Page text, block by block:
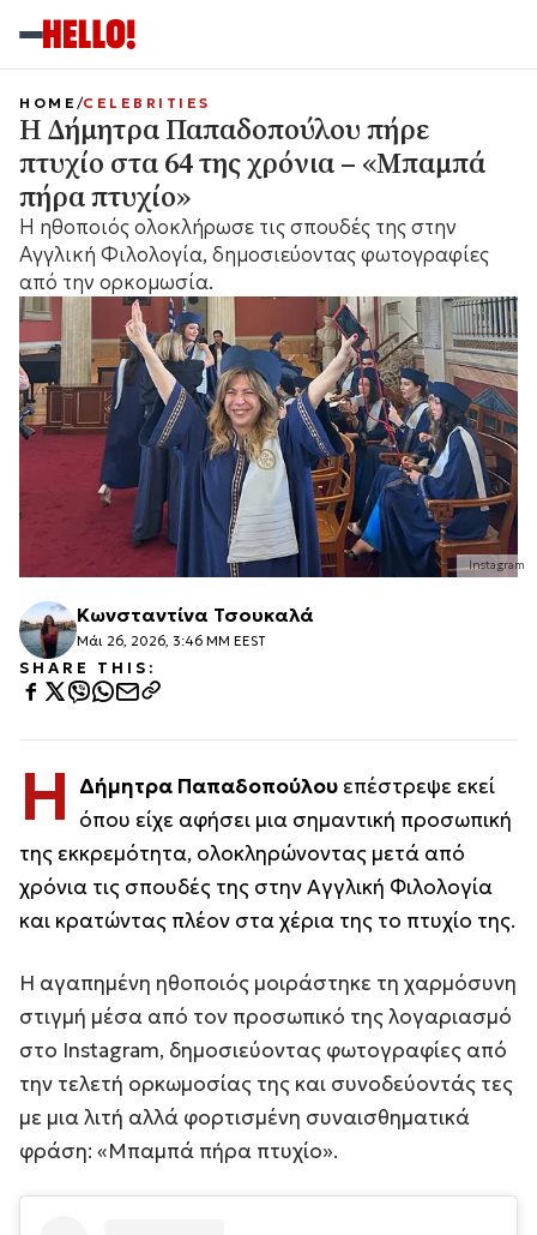
Instagram
HOME CELEBRITIES
Η Δήμητρα Παπαδοπούλου πήρε
πτυχίο στα 64 της χρόνια – «Μπαμπά
πήρα πτυχίο»
Η ηθοποιός ολοκλήρωσε τις σπουδές της στην
Αγγλική Φιλολογία, δημοσιεύοντας φωτογραφίες
από την ορκομωσία.
Κωνσταντίνα Τσουκαλά
Μάι 26, 2026, 3:46 ΜΜ EEST
SHARE THIS:
Η Δήμητρα Παπαδοπούλουεπέστρεψε εκεί
όπου είχε αφήσει μια σημαντική προσωπική
της εκκρεμότητα, ολοκληρώνοντας μετά από
χρόνια τις σπουδές της στην Αγγλική Φιλολογία
και κρατώντας πλέον στα χέρια της το πτυχίο της.
Η αγαπημένη ηθοποιός μοιράστηκε τη χαρμόσυνη
στιγμή μέσα από τον προσωπικό της λογαριασμό
στο Instagram, δημοσιεύοντας φωτογραφίες από
την τελετή ορκωμοσίας της και συνοδεύοντάς τες
με μια λιτή αλλά φορτισμένη συναισθηματικά
φράση: «Μπαμπά πήρα πτυχίο».